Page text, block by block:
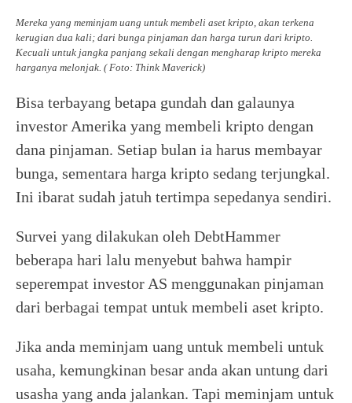
Mereka yang meminjam uang untuk membeli aset kripto, akan terkena
kerugian dua kali; dari bunga pinjaman dan harga turun dari kripto.
Kecuali untuk jangka panjang sekali dengan mengharap kripto mereka
harganya melonjak. ( Foto: Think Maverick)
Bisa terbayang betapa gundah dan galaunya
investor Amerika yang membeli kripto dengan
dana pinjaman. Setiap bulan ia harus membayar
bunga, sementara harga kripto sedang terjungkal.
Ini ibarat sudah jatuh tertimpa sepedanya sendiri.
Survei yang dilakukan oleh DebtHammer
beberapa hari lalu menyebut bahwa hampir
seperempat investor AS menggunakan pinjaman
dari berbagai tempat untuk membeli aset kripto.
Jika anda meminjam uang untuk membeli untuk
usaha, kemungkinan besar anda akan untung dari
usasha yang anda jalankan. Tapi meminjam untuk